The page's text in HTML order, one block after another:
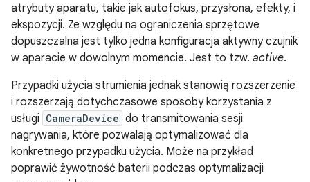
atrybuty aparatu, takie jak autofokus, przysłona, efekty, i
ekspozycji. Ze względu na ograniczenia sprzętowe
dopuszczalna jest tylko jedna konfiguracja aktywny czujnik
w aparacie w dowolnym momencie. Jest to tzw. active.
Przypadki użycia strumienia jednak stanowią rozszerzenie
i rozszerzają dotychczasowe sposoby korzystania z
usługi CameraDevice do transmitowania sesji
nagrywania, które pozwalają optymalizować dla
konkretnego przypadku użycia. Może na przykład
poprawić żywotność baterii podczas optymalizacji